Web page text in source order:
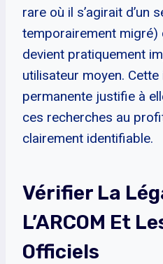
rare où il s’agirait d’un
temporairement migré)
devient pratiquement
utilisateur moyen.
permanente justifie à
ces recherches au
clairement identifiable.
Vérifier La
L’ARCOM Et
Officiels